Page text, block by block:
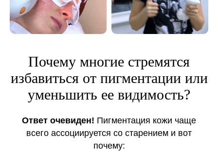
Почему многие стремятся
избавиться от пигментации или
уменьшить ее видимость?
Ответ очевиден! Пигментация кожи чаще
всего ассоциируется со старением и вот
почему: